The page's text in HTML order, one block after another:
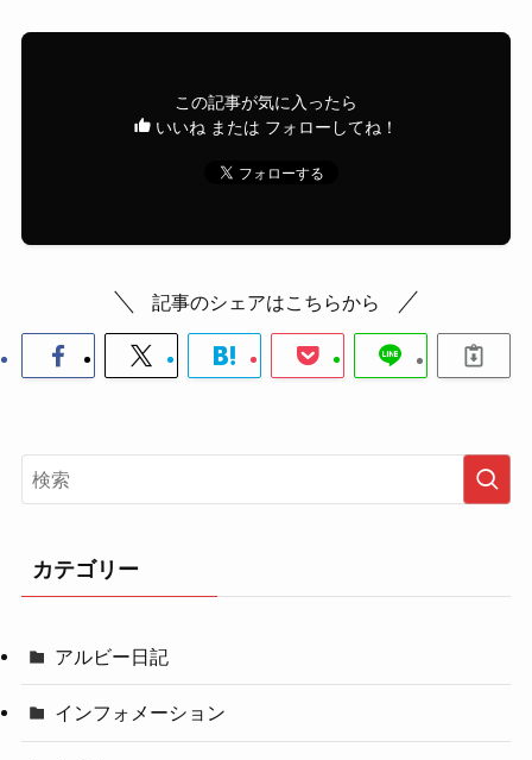
この記事が気に入ったら
いいね または フォローしてね！
記事のシェアはこちらから
カテゴリー
アルビー日記
インフォメーション